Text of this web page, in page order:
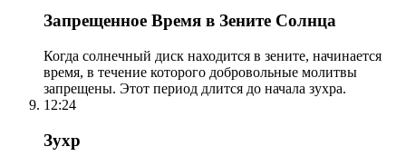
Запрещенное Время в Зените Солнца
Когда солнечный диск находится в зените, начинается
время, в течение которого добровольные молитвы
запрещены. Этот период длится до начала зухра.
12:24
Зухр